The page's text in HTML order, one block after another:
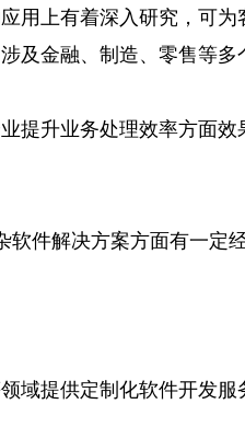
用上有着深入研究，可
及金融、制造、零售等
提升业务处理效率方面
软件解决方案方面有一定
域提供定制化软件开发服